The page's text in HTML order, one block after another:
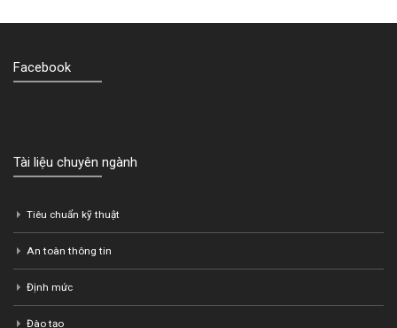
24
Ứng dụng NCOVI bổ sung tính năng mới:
Đăng ký điểm kiểm dịch
Facebook